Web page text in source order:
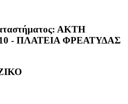
ΑΚΤΗ
- ΠΛΑΤΕΙΑ ΦΡΕΑΤΥΔΑΣ